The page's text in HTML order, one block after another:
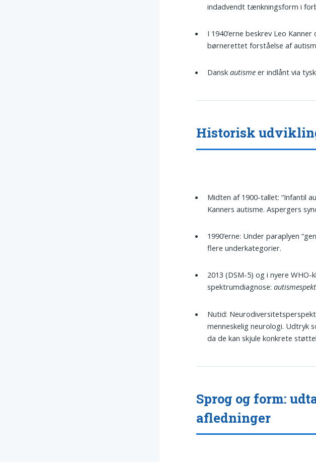
indadvendt tænkningsform i
I 1940’erne beskrev Leo
børnerettet forståelse af
Danskautisme er indlånt via
Historisk
Midten af 1900-tallet: “Infantil
Kanners autisme. Aspergers
1990’erne: Under paraplyen
flere underkategorier.
2013 (DSM-5) og i nyere
spektrumdiagnose:
Nutid:
menneskelig neurologi. Udtryk
da de kan skjule konkrete
Sprog og form:
afledninger